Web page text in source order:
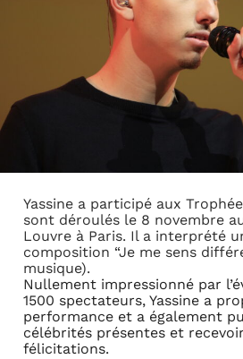
Yassine a participé aux
sont déroulés le 8 novembre
Louvre à Paris. Il a interprété
composition “Je me sens
musique).
Nullement impressionné par
1500 spectateurs, Yassine a
performance et a également
célébrités présentes et
félicitations.